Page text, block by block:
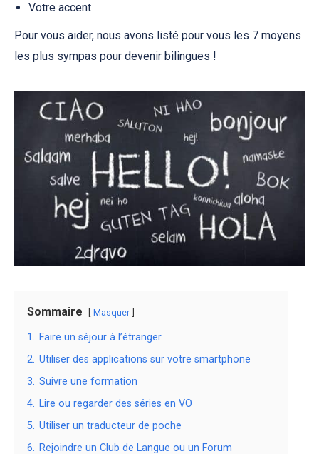
Votre accent
Pour vous aider, nous avons listé pour vous les 7 moyens
les plus sympas pour devenir bilingues !
Sommaire Masquer
1. Faire un séjour à l’étranger
2. Utiliser des applications sur votre smartphone
3. Suivre une formation
4. Lire ou regarder des séries en VO
5. Utiliser un traducteur de poche
6. Rejoindre un Club de Langue ou un Forum